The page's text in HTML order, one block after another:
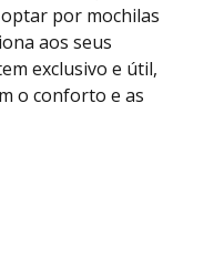
por mochilas
aos seus
exclusivo e útil,
o conforto e as